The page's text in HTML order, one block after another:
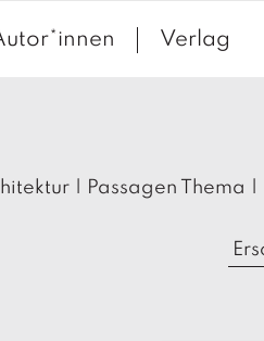
Verlag
Passagen Thema